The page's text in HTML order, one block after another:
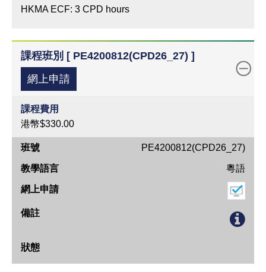
HKMA ECF: 3 CPD hours
課程班別 [ PE4200812(CPD26_27) ]
網上申請
課程費用
港幣$330.00
班
號
教
語
網
上
PE4200812(CPD26_27)
粵語